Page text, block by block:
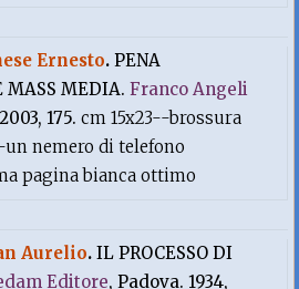
Ernesto.PENA
MASS MEDIA.Franco Angeli
175.cm 15x23--brossura
nemero di telefono
pagina bianca ottimo
Aurelio.IL PROCESSO DI
Editore, Padova. 1934,